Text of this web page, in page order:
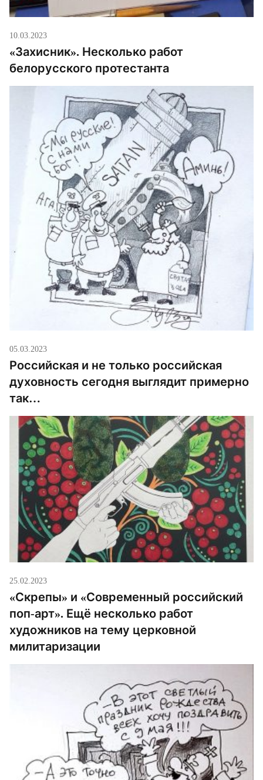
10.03.2023
«Захисник». Несколько работ
белорусского протестанта
05.03.2023
Российская и не только российская
духовность сегодня выглядит примерно
так…
25.02.2023
«‎Скрепы» и «‎Современный российский
поп-арт». Ещё несколько работ
художников на тему церковной
милитаризации